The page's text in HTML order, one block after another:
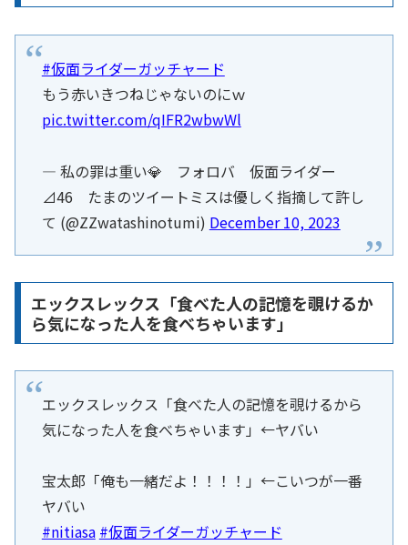
#仮面ライダーガッチャード
もう赤いきつねじゃないのにｗ
pic.twitter.com/qIFR2wbwWl
— 私の罪は重い💎 フォロバ 仮面ライダー
⊿46 たまのツイートミスは優しく指摘して許し
て (@ZZwatashinotumi) December 10, 2023
エックスレックス「食べた人の記憶を覗けるか
ら気になった人を食べちゃいます」
エックスレックス「食べた人の記憶を覗けるから
気になった人を食べちゃいます」←ヤバい
宝太郎「俺も一緒だよ！！！！」←こいつが一番
ヤバい
#nitiasa #仮面ライダーガッチャード